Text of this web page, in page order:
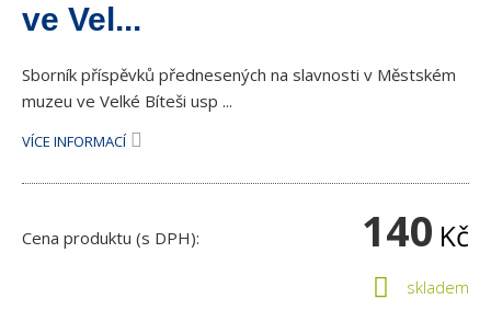
ve Vel...
Sborník příspěvků přednesených na slavnosti v Městském
muzeu ve Velké Bíteši usp ...
VÍCE INFORMACÍ
Cena produktu (s DPH): 140 Kč
skladem